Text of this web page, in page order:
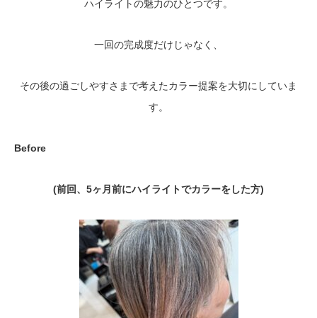
ハイライトの魅力のひとつです。
一回の完成度だけじゃなく、
その後の過ごしやすさまで考えたカラー提案を大切にしていま
す。
Before
(前回、5ヶ月前にハイライトでカラーをした方)